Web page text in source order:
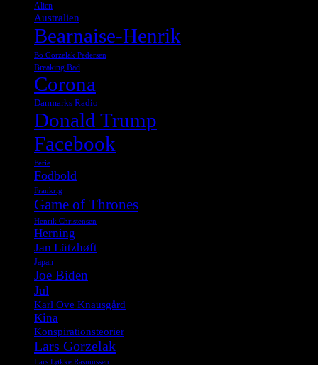
Alien
Australien
Bearnaise-Henrik
Bo Gorzelak Pedersen
Breaking Bad
Corona
Danmarks Radio
Donald Trump
Facebook
Ferie
Fodbold
Frankrig
Game of Thrones
Henrik Christensen
Herning
Jan Lützhøft
Japan
Joe Biden
Jul
Karl Ove Knausgård
Kina
Konspirationsteorier
Lars Gorzelak
Lars Løkke Rasmussen